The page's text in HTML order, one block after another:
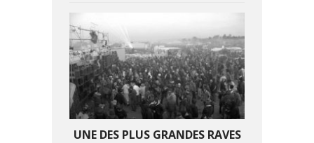
UNE DES PLUS GRANDES RAVES